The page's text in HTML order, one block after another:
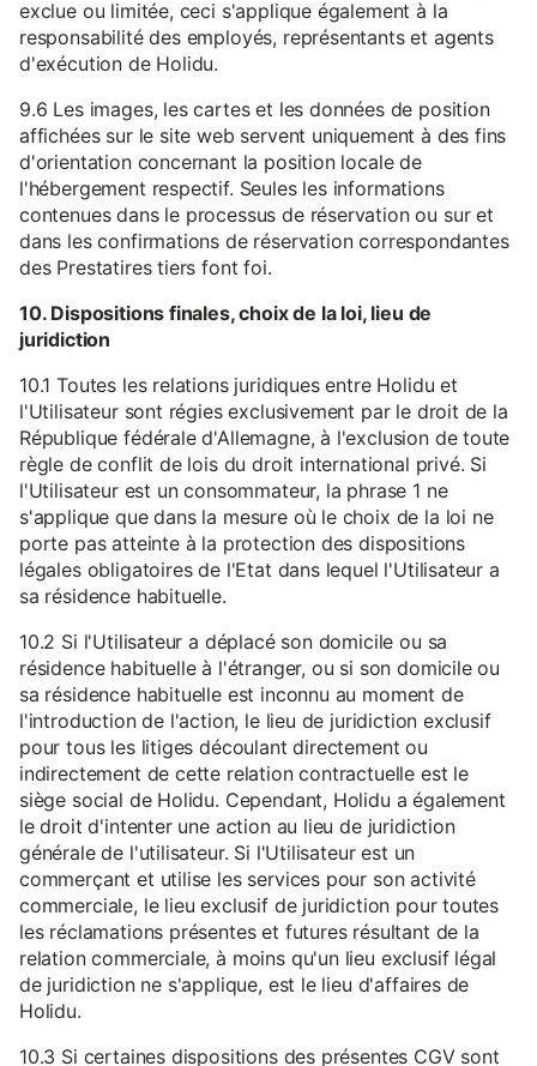
exclue ou limitée, ceci s'applique également à la
responsabilité des employés, représentants et agents
d'exécution de Holidu.
9.6 Les images, les cartes et les données de position
affichées sur le site web servent uniquement à des fins
d'orientation concernant la position locale de
l'hébergement respectif. Seules les informations
contenues dans le processus de réservation ou sur et
dans les confirmations de réservation correspondantes
des Prestatires tiers font foi.
10. Dispositions finales, choix de la loi, lieu de
juridiction
10.1 Toutes les relations juridiques entre Holidu et
l'Utilisateur sont régies exclusivement par le droit de la
République fédérale d'Allemagne, à l'exclusion de toute
règle de conflit de lois du droit international privé. Si
l'Utilisateur est un consommateur, la phrase 1 ne
s'applique que dans la mesure où le choix de la loi ne
porte pas atteinte à la protection des dispositions
légales obligatoires de l'Etat dans lequel l'Utilisateur a
sa résidence habituelle.
10.2 Si l'Utilisateur a déplacé son domicile ou sa
résidence habituelle à l'étranger, ou si son domicile ou
sa résidence habituelle est inconnu au moment de
l'introduction de l'action, le lieu de juridiction exclusif
pour tous les litiges découlant directement ou
indirectement de cette relation contractuelle est le
siège social de Holidu. Cependant, Holidu a également
le droit d'intenter une action au lieu de juridiction
générale de l'utilisateur. Si l'Utilisateur est un
commerçant et utilise les services pour son activité
commerciale, le lieu exclusif de juridiction pour toutes
les réclamations présentes et futures résultant de la
relation commerciale, à moins qu'un lieu exclusif légal
de juridiction ne s'applique, est le lieu d'affaires de
Holidu.
10.3 Si certaines dispositions des présentes CGV sont